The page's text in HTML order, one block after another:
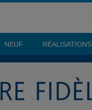
NEUF RÉALISATIONS